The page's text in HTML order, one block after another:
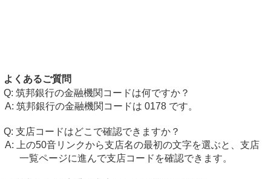
よくあるご質問
筑邦銀行の金融機関コードは何ですか？
筑邦銀行の金融機関コードは 0178 です。
支店コードはどこで確認できますか？
上の50音リンクから支店名の最初の文字を選ぶと、支店
一覧ページに進んで支店コードを確認できます。